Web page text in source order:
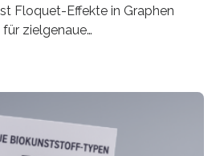
Floquet-Effekte in Graphen
zielgenaue
aber extrem leitfähig und
Batterien und effizienten
Studie hebt das Potenzial nun